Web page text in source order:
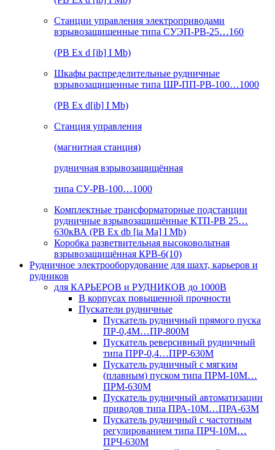
Станции управления электроприводами
взрывозащищенные типа СУЭП-РВ-25…160
(РВ Ex d [ib] I Mb)
Шкафы распределительные рудничные
взрывозащищенные типа ШР-ПП-РВ-100…1000
(РВ Ex d[ib] I Mb)
Станция управления
(магнитная станция)
рудничная взрывозащищённая
типа СУ-РВ-100…1000
Комплектные трансформаторные подстанции
рудничные взрывозащищённые КТП-РВ 25…
630кВА (РВ Ex db [ia Ma] I Mb)
Коробка разветвительная высоковольтная
взрывозащищённая КРВ-6(10)
Рудничное электрооборудование для шахт, карьеров и
рудников
для КАРЬЕРОВ и РУДНИКОВ до 1000В
В корпусах повышенной прочности
Пускатели рудничные
Пускатель рудничный прямого пуска
ПР-0,4М…ПР-800М
Пускатель реверсивный рудничный
типа ПРР-0,4…ПРР-630М
Пускатель рудничный с мягким
(плавным) пуском типа ПРМ-10М…
ПРМ-630М
Пускатель рудничный автоматизации
приводов типа ПРА-10М…ПРА-63М
Пускатель рудничный с частотным
регулированием типа ПРЧ-10М…
ПРЧ-630М